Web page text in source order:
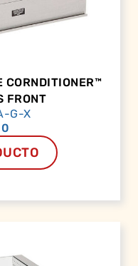
CORNDITIONER™
FRONT
G-X